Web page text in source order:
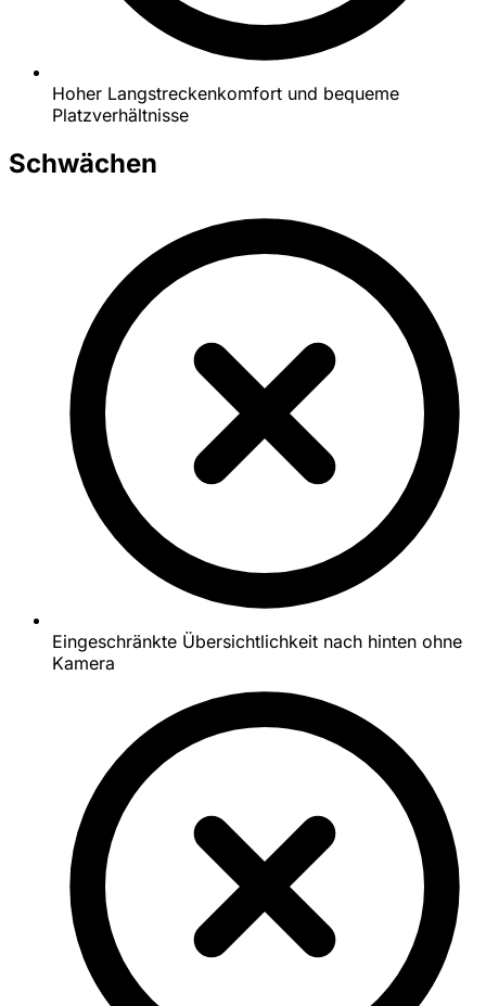
Hoher Langstreckenkomfort und bequeme
Platzverhältnisse
Schwächen
Eingeschränkte Übersichtlichkeit nach hinten ohne
Kamera